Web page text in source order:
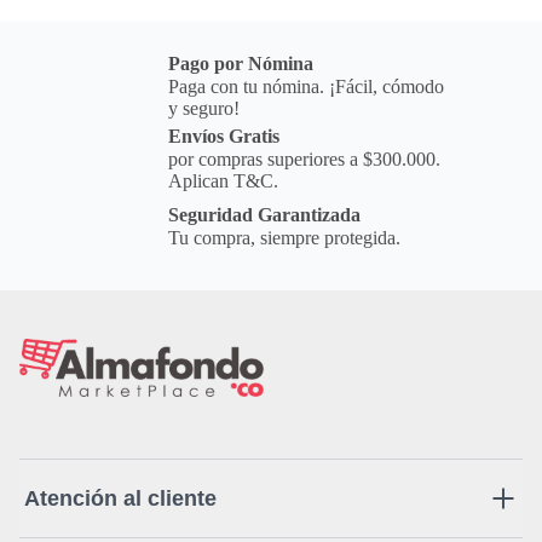
Pago por Nómina
Paga con tu nómina. ¡Fácil, cómodo
y seguro!
Envíos Gratis
por compras superiores a $300.000.
Aplican T&C.
Seguridad Garantizada
Tu compra, siempre protegida.
Atención al cliente